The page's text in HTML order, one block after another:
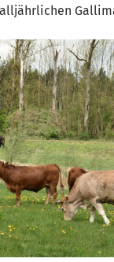
alljährlichen